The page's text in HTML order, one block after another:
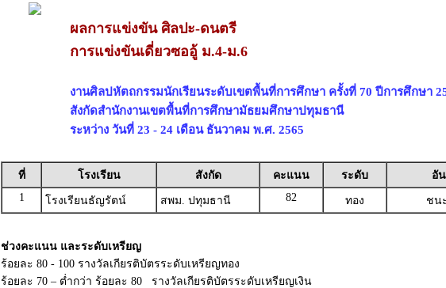
ผลการแข่งขัน ศิลปะ-ดนตรี
การแข่งขันเดี่ยวซออู้ ม.4-ม.6
งานศิลปหัตถกรรมนักเรียนระดับเขตพื้นที่การศึกษา ครั้งที่ 70 ปีการศึกษา
สังกัดสำนักงานเขตพื้นที่การศึกษามัธยมศึกษาปทุมธานี
ระหว่าง วันที่ 23 - 24 เดือน ธันวาคม พ.ศ. 2565
ที่ โรงเรียน สังกัด คะแนน ระดับ อั
1
โรงเรียนธัญรัตน์ สพม. ปทุมธานี 82 ทอง ชน
ช่วงคะแนน และระดับเหรียญ
ร้อยละ 80 - 100 รางวัลเกียรติบัตรระดับเหรียญทอง
ร้อยละ 70 – ต่ำกว่า ร้อยละ 80 รางวัลเกียรติบัตรระดับเหรียญเงิน